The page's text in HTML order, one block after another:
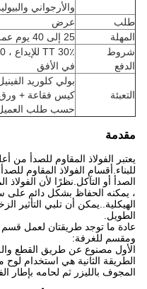
والأرجواني
طلب
عرض
المهلة
25 إلى 40 يوم عمل بعد استلام إيداع 30٪
شروط
الدفع
في الأفق
التعبئة
كيس فقاعة + ورق
حسب طلب العميل
مقدمة
يعتبر الفولاذ المقاوم للصدأ من
للبناء.أقسام الفولاذ المقاوم
الصدأ أو التآكل.نظرًا لأن الفولاذ
، يمكنه الحفاظ بشكل دائم على
الهيكلية..يمكن أن تلبي التأثير
الطويل.
عادة ما توجد طريقتان لعمل قسم
ومقسم للغرفة:
الأول مصنوع عن طريق القطع
الطريقة الثانية هي استخدام لوح
المجوف بالليزر ثم لحامه بإطار